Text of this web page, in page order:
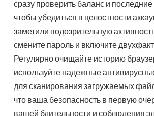
сразу проверить баланс и
чтобы убедиться в целостности
заметили подозрительную
смените пароль и включите
Регулярно очищайте историю
используйте надежные
для сканирования загружаемых
что ваша безопасность в первую
вашей бдительности и соблюдения